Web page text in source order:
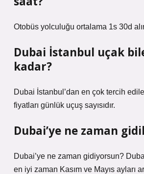
Otobüs yolculuğu ortalama 1s 30d
Dubai İstanbul uçak
kadar?
Dubai İstanbul’dan en çok tercih
fiyatları günlük uçuş sayısıdır.
Dubai’ye ne zaman
Dubai’ye ne zaman gidiyorsun?
en iyi zaman Kasım ve Mayıs ayları